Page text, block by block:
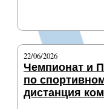
22/06/2026
Чемпионат и
по
дистанция